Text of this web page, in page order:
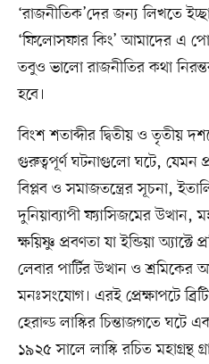
‘রাজনীতিক’দের জন্য লিখতে
‘ফিলোসফার কিং’ আমাদের এ
তবুও ভালো রাজনীতির কথা
হবে।
বিংশ শতাব্দীর দ্বিতীয় ও তৃতীয়
গুরুত্বপূর্ণ ঘটনাগুলো ঘটে, যেমন
বিপ্লব ও সমাজতন্ত্রের সূচনা,
দুনিয়াব্যাপী ফ্যাসিজমের উত্থান,
ক্ষয়িষ্ণু প্রবণতা যা ইন্ডিয়া
লেবার পার্টির উত্থান ও শ্রমিকের
মনঃসংযোগ। এরই প্রেক্ষাপটে
হেরাল্ড লাস্কির চিন্তাজগতে ঘটে
১৯২৫ সালে লাস্কি রচিত